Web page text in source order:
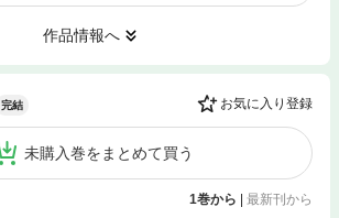
作品情報へ
完結 お気に入り登録
未購入巻をまとめて買う
1巻から 最新刊から